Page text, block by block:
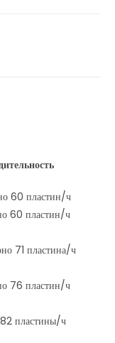
60 пластин/ч
60 пластин/ч
71 пластина/ч
76 пластин/ч
пластины/ч